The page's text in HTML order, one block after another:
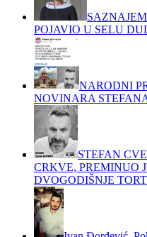
POJAVIO U SELU
NARODNI
NOVINARA
STEFAN
CRKVE, PREMINUO
DVOGODIŠNJE